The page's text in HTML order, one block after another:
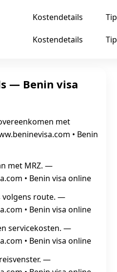
Kostendetails Tip
Kostendetails Tip
— Benin visa
met
• Benin
met MRZ. —
• Benin visa online
volgens route. —
• Benin visa online
servicekosten. —
• Benin visa online
—